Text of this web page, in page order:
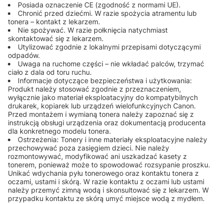
Posiada oznaczenie CE (zgodność z normami UE).
Chronić przed dziećmi. W razie spożycia atramentu lub
tonera – kontakt z lekarzem.
Nie spożywać. W razie połknięcia natychmiast
skontaktować się z lekarzem.
Utylizować zgodnie z lokalnymi przepisami dotyczącymi
odpadów.
Uwaga na ruchome części – nie wkładać palców, trzymać
ciało z dala od toru ruchu.
Informacje dotyczące bezpieczeństwa i użytkowania:
Produkt należy stosować zgodnie z przeznaczeniem,
wyłącznie jako materiał eksploatacyjny do kompatybilnych
drukarek, kopiarek lub urządzeń wielofunkcyjnych Canon.
Przed montażem i wymianą tonera należy zapoznać się z
instrukcją obsługi urządzenia oraz dokumentacją producenta
dla konkretnego modelu tonera.
Ostrzeżenia: Tonery i inne materiały eksploatacyjne należy
przechowywać poza zasięgiem dzieci. Nie należy
rozmontowywać, modyfikować ani uszkadzać kasety z
tonerem, ponieważ może to spowodować rozsypanie proszku.
Unikać wdychania pyłu tonerowego oraz kontaktu tonera z
oczami, ustami i skórą. W razie kontaktu z oczami lub ustami
należy przemyć zimną wodą i skonsultować się z lekarzem. W
przypadku kontaktu ze skórą umyć miejsce wodą z mydłem.